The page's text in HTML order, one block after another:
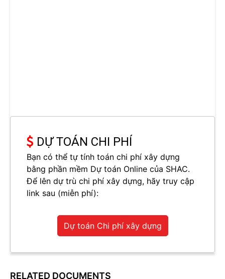
DỰ TOÁN CHI PHÍ
Bạn có thể tự tính toán chi phí xây dựng
bằng phần mềm Dự toán Online của SHAC.
Để lên dự trù chi phí xây dựng, hãy truy cập
link sau (miễn phí):
Dự toán Chi phí xây dựng
RELATED DOCUMENTS